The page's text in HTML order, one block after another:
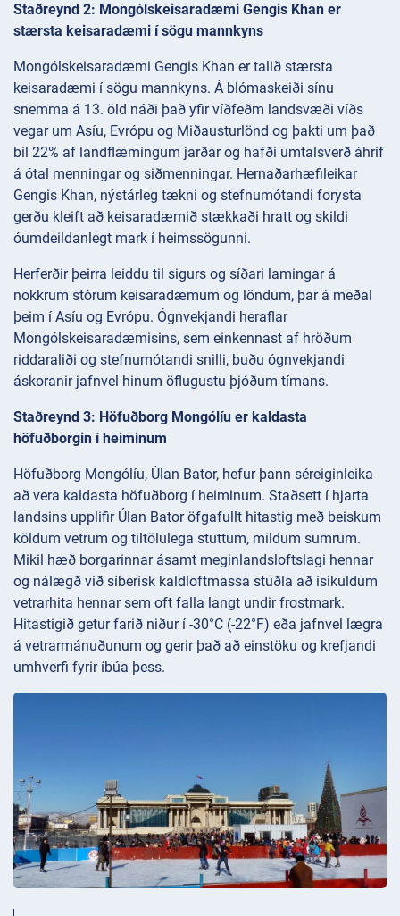
Staðreynd 2: Mongólskeisaradæmi Gengis Khan er
stærsta keisaradæmi í sögu mannkyns
Mongólskeisaradæmi Gengis Khan er talið stærsta
keisaradæmi í sögu mannkyns. Á blómaskeiði sínu
snemma á 13. öld náði það yfir víðfeðm landsvæði víðs
vegar um Asíu, Evrópu og Miðausturlönd og þakti um það
bil 22% af landflæmingum jarðar og hafði umtalsverð áhrif
á ótal menningar og siðmenningar. Hernaðarhæfileikar
Gengis Khan, nýstárleg tækni og stefnumótandi forysta
gerðu kleift að keisaradæmið stækkaði hratt og skildi
óumdeildanlegt mark í heimssögunni.
Herferðir þeirra leiddu til sigurs og síðari lamingar á
nokkrum stórum keisaradæmum og löndum, þar á meðal
þeim í Asíu og Evrópu. Ógnvekjandi heraflar
Mongólskeisaradæmisins, sem einkennast af hröðum
riddaraliði og stefnumótandi snilli, buðu ógnvekjandi
áskoranir jafnvel hinum öflugustu þjóðum tímans.
Staðreynd 3: Höfuðborg Mongólíu er kaldasta
höfuðborgin í heiminum
Höfuðborg Mongólíu, Úlan Bator, hefur þann séreiginleika
að vera kaldasta höfuðborg í heiminum. Staðsett í hjarta
landsins upplifir Úlan Bator öfgafullt hitastig með beiskum
köldum vetrum og tiltölulega stuttum, mildum sumrum.
Mikil hæð borgarinnar ásamt meginlandsloftslagi hennar
og nálægð við síberísk kaldloftmassa stuðla að ísikuldum
vetrarhita hennar sem oft falla langt undir frostmark.
Hitastigið getur farið niður í -30°C (-22°F) eða jafnvel lægra
á vetrarmánuðunum og gerir það að einstöku og krefjandi
umhverfi fyrir íbúa þess.